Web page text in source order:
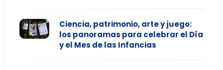
Ciencia, patrimonio, arte y juego:
los panoramas para celebrar el Día
y el Mes de las Infancias